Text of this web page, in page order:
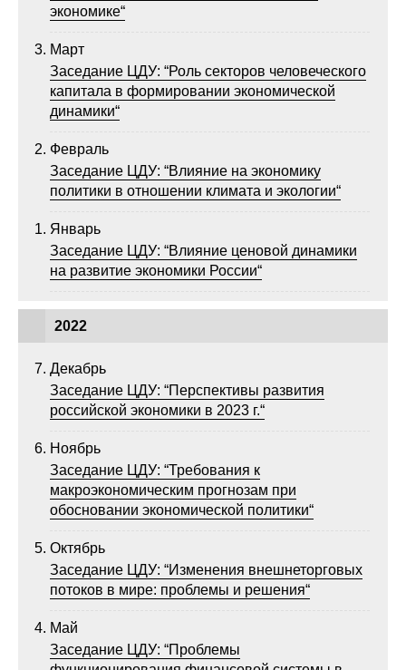
Материалы
Конкурсы и вакансии
Контакты
экономике“
Март
Заседание ЦДУ: “Роль секторов человеческого
капитала в формировании экономической
динамики“
Февраль
Заседание ЦДУ: “Влияние на экономику
политики в отношении климата и экологии“
Январь
Заседание ЦДУ: “Влияние ценовой динамики
на развитие экономики России“
2022
Декабрь
Заседание ЦДУ: “Перспективы развития
российской экономики в 2023 г.“
Ноябрь
Заседание ЦДУ: “Требования к
макроэкономическим прогнозам при
обосновании экономической политики“
Октябрь
Заседание ЦДУ: “Изменения внешнеторговых
потоков в мире: проблемы и решения“
Май
Заседание ЦДУ: “Проблемы